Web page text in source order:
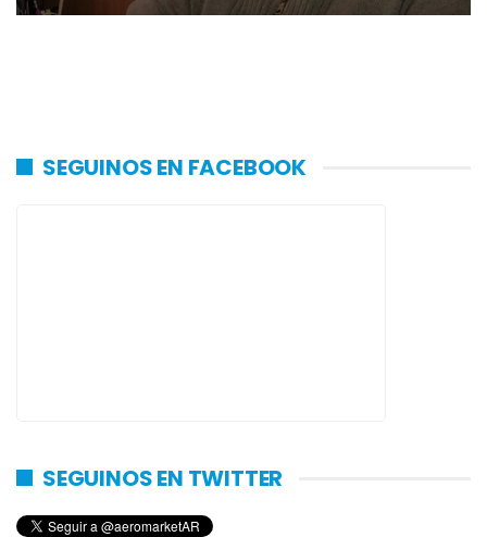
SEGUINOS EN FACEBOOK
SEGUINOS EN TWITTER